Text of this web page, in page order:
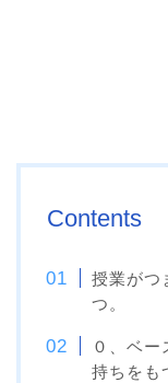
Contents
授業がつ
つ。
０、ベ
持ちをも